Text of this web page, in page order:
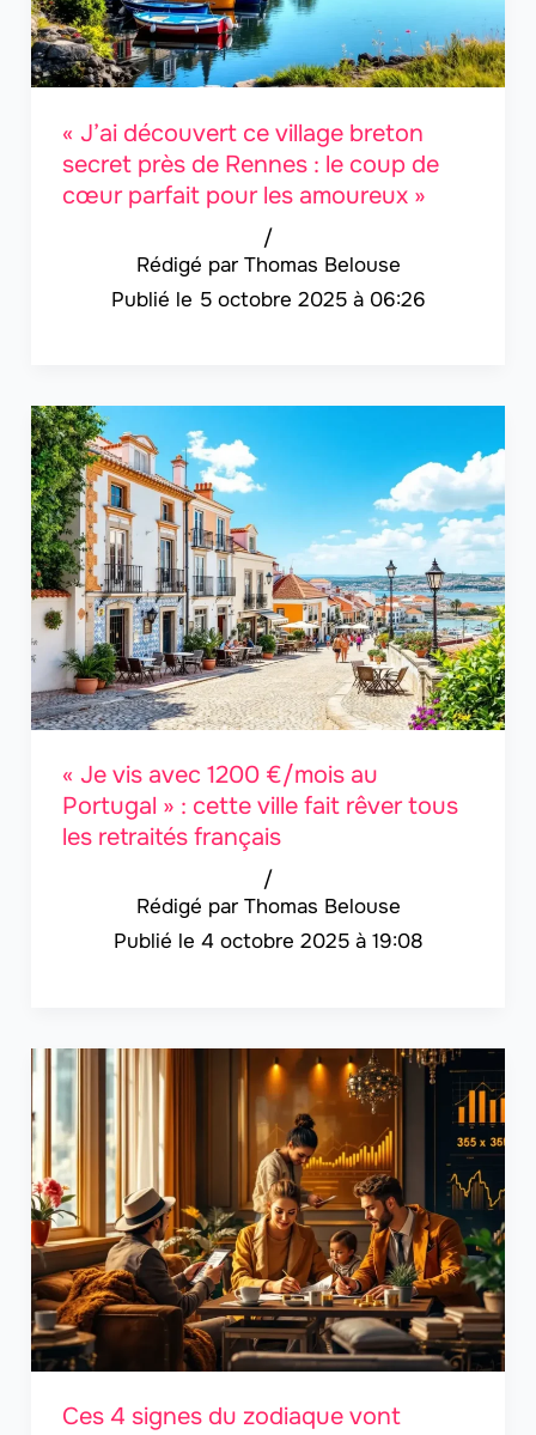
« J’ai découvert ce village breton
secret près de Rennes : le coup de
cœur parfait pour les amoureux »
Thomas Belouse
/
5 octobre 2025 à 06:26
« Je vis avec 1200 €/mois au
Portugal » : cette ville fait rêver tous
les retraités français
Thomas Belouse
/
4 octobre 2025 à 19:08
Ces 4 signes du zodiaque vont